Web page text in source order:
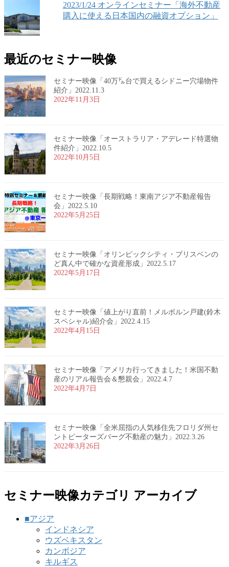
2023/1/24 オンラインセミナー「海外不動産
購入に使える日本国内の融資オプション」
最近のセミナー映像
セミナー映像「40万㌦台で買えるシドニー穴場物件
紹介」2022.11.3
2022年11月3日
セミナー映像「オーストラリア・アデレード特選物
件紹介」2022.10.5
2022年10月5日
セミナー映像「長期戦略！東南アジア不動産報告
会」2022.5.10
2022年5月25日
セミナー映像「オリンピックシティ・ブリスベンの
ど真ん中で確かな資産形成」2022.5.17
2022年5月17日
セミナー映像「値上がり直前！メルボルン戸建(鈴木
スペシャル)紹介会」2022.4.15
2022年4月15日
セミナー映像「アメリカ行ってきました！米国不動
産のリアル報告会＆懇親会」2022.4.7
2022年4月7日
セミナー映像「全米屈指の人気移住先フロリダ州セ
ントピーターズバーグ不動産の魅力」2022.3.26
2022年3月26日
セミナー映像カテゴリ アーカイブ
■アジア
インドネシア
ウズベキスタン
カンボジア
キルギス